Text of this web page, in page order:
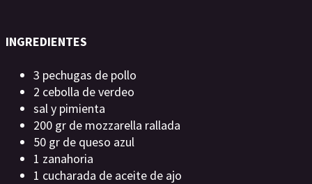
INGREDIENTES
3 pechugas de pollo
2 cebolla de verdeo
sal y pimienta
200 gr de mozzarella rallada
50 gr de queso azul
1 zanahoria
1 cucharada de aceite de ajo